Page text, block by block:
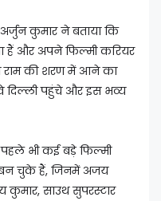
कुमार ने बताया कि
हैं और अपने फिल्मी करियर
राम की शरण में आने का
दिल्ली पहुंचे और इस भव्य
भी कई बड़े फिल्मी
बन चुके हैं, जिनमें अजय
कुमार, साउथ सुपरस्टार